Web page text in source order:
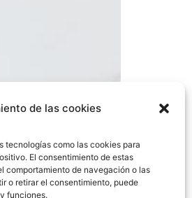
de las cookies
tecnologías como las cookies para
El consentimiento de estas
comportamiento de navegación o las
o retirar el consentimiento, puede
funciones.
de compra.